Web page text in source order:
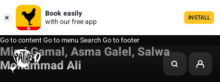
Book easily
with our free app
INSTALL
Go to contentGo to menuSearchGo to footer
Mimi Gamal, Asma Galel, Salwa
Mohammad Ali